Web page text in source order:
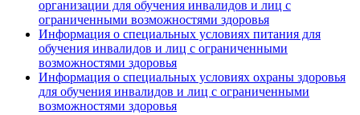
организации для обучения инвалидов и лиц с
ограниченными возможностями здоровья
Информация о специальных условиях питания для
обучения инвалидов и лиц с ограниченными
возможностями здоровья
Информация о специальных условиях охраны здоровья
для обучения инвалидов и лиц с ограниченными
возможностями здоровья